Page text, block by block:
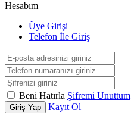
Hesabım
Üye Girişi
Telefon İle Giriş
Beni Hatırla Şifremi Unuttum
Giriş Yap
Kayıt Ol